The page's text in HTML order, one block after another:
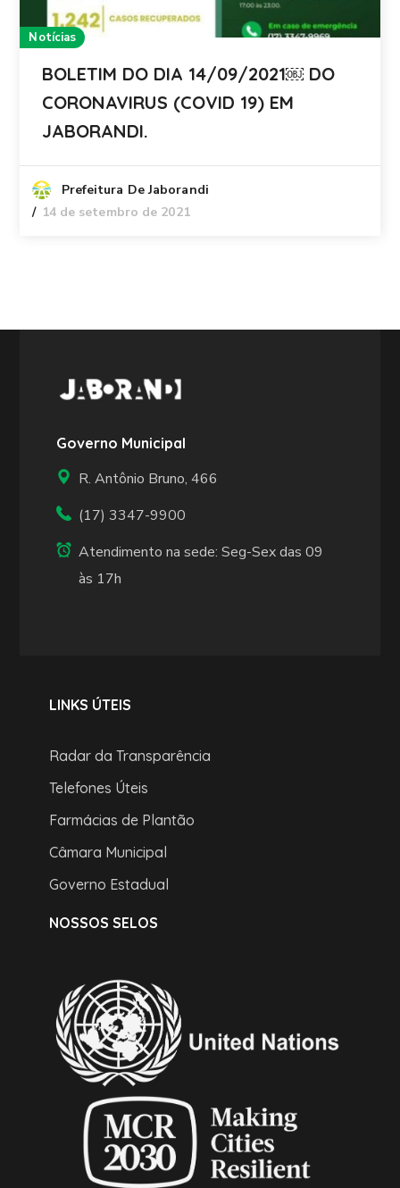
Notícias
BOLETIM DO DIA 14/09/2021￼ DO
CORONAVIRUS (COVID 19) EM
JABORANDI.
Prefeitura De Jaborandi
14 de setembro de 2021
Governo Municipal
R. Antônio Bruno, 466
(17) 3347-9900
Atendimento na sede: Seg-Sex das 09
às 17h
LINKS ÚTEIS
Radar da Transparência
Telefones Úteis
Farmácias de Plantão
Câmara Municipal
Governo Estadual
NOSSOS SELOS